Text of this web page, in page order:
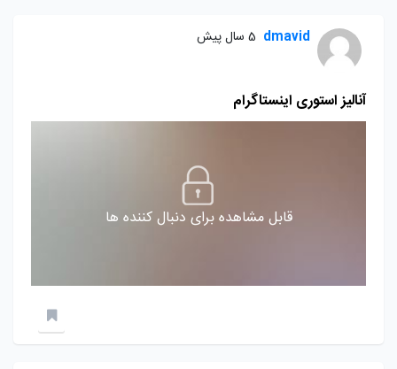
dmavid 5 سال پیش
آنالیز استوری اینستاگرام
قابل مشاهده برای دنبال کننده ها